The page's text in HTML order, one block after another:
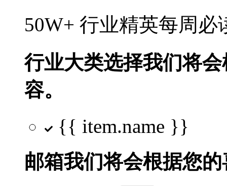
50W+ 行业精英每周
行业大类选择我们将
容。
{{ item.name }}
邮箱我们将会根据您